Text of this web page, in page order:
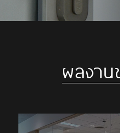
ผลงาน